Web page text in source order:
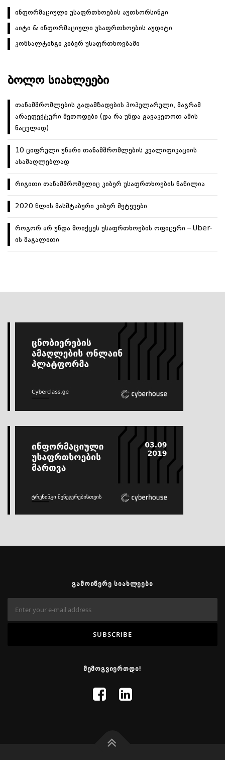
ინფორმაციული უსაფრთხოების აუთსორსინგი
აიტი & ინფორმაციული უსაფრთხოების აუდიტი
კონსალტინგი კიბერ უსაფრთხოებაში
ᲑᲝᲚᲝ ᲡᲘᲐᲮᲚᲔᲔᲑᲘ
თანამშრომლების გადამზადების პოპულარული, მაგრამ
არაეფექტური მეთოდები (და რა უნდა გავაკეთოთ ამის
ნაცვლად)
10 ციფრული უნარი თანამშრომლების კვალიფიკაციის
ასამაღლებლად
რიგითი თანამშრომელიც კიბერ უსაფრთხოების ნაწილია
2020 წლის მასშტაბური კიბერ შეტევები
როგორ არ უნდა მოიქცეს უსაფრთხოების ოფიცერი – Uber-
ის მაგალითი
ᲒᲐᲛᲝᲘᲬᲔᲠᲔ ᲡᲘᲐᲮᲚᲔᲔᲑᲘ
ᲨᲔᲛᲝᲒᲕᲘᲔᲠᲗᲓᲘ!